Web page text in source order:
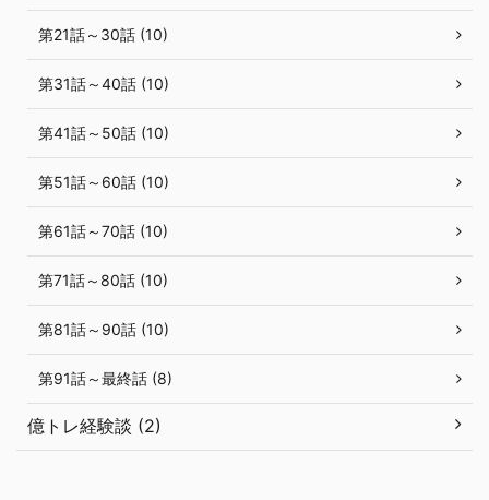
第21話～30話 (10)
第31話～40話 (10)
第41話～50話 (10)
第51話～60話 (10)
第61話～70話 (10)
第71話～80話 (10)
第81話～90話 (10)
第91話～最終話 (8)
億トレ経験談 (2)